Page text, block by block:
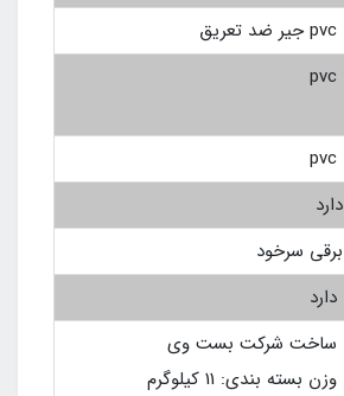
دارد
برقی سرخود
دارد
ساخت شرکت بست وی
وزن بسته بندی: 11 کیلوگرم